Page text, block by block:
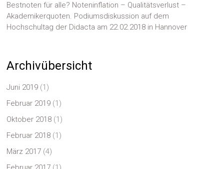
Bestnoten für alle? Noteninflation – Qualitätsverlust –
Akademikerquoten. Podiumsdiskussion auf dem
Hochschultag der Didacta am 22.02.2018 in Hannover
Archivübersicht
Juni 2019 (1)
Februar 2019 (1)
Oktober 2018 (1)
Februar 2018 (1)
März 2017 (4)